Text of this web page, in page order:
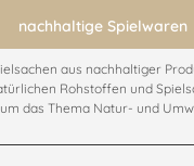
nachhaltige Spielwaren
aus nachhaltiger
Rohstoffen und
das Thema Natur- und